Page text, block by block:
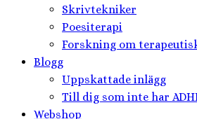
Skrivtekniker
Poesiterapi
Forskning om
Blogg
Uppskattade inlägg
Till dig som inte har
Webshop